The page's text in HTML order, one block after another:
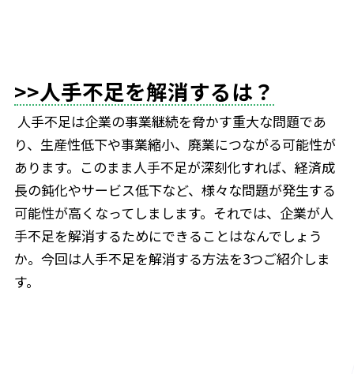
>>人手不足を解消するは？
人手不足は企業の事業継続を脅かす重大な問題であ
り、生産性低下や事業縮小、廃業につながる可能性が
あります。このまま人手不足が深刻化すれば、経済成
長の鈍化やサービス低下など、様々な問題が発生する
可能性が高くなってしまします。それでは、企業が人
手不足を解消するためにできることはなんでしょう
か。今回は人手不足を解消する方法を3つご紹介しま
す。